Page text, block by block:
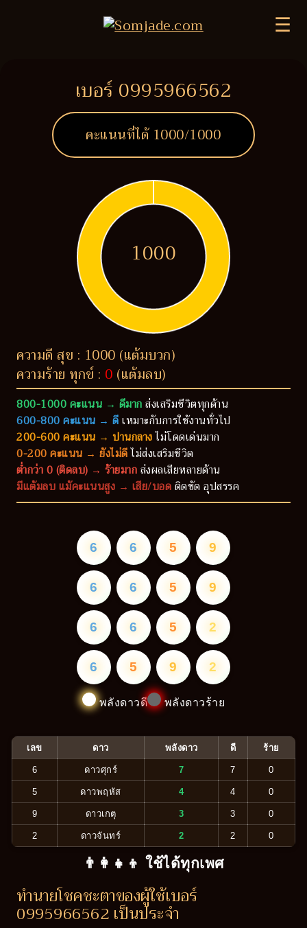
☰
เบอร์ 0995966562
คะแนนที่ได้ 1000/1000
1000
ความดี สุข : 1000 (แต้มบวก)
ความร้าย ทุกข์ : 0 (แต้มลบ)
800-1000 คะแนน → ดีมากส่งเสริมชีวิตทุกด้าน
600-800 คะแนน → ดีเหมาะกับการใช้งานทั่วไป
200-600 คะแนน → ปานกลางไม่โดดเด่นมาก
0-200 คะแนน → ยังไม่ดีไม่ส่งเสริมชีวิต
ต่ำกว่า 0 (ติดลบ) → ร้ายมากส่งผลเสียหลายด้าน
มีแต้มลบ แม้คะแนนสูง → เสีย/บอดติดขัด อุปสรรค
6 6 5 9
6 6 5 9
6 6 5 2
6 5 9 2
พลังดาวดี พลังดาวร้าย
เลข ดาว พลังดาว ดี ร้าย
6 ดาวศุกร์ 7 7 0
5 ดาวพฤหัส 4 4 0
9 ดาวเกตุ 3 3 0
2 ดาวจันทร์ 2 2 0
👨‍👩‍👧‍👦 ใช้ได้ทุกเพศ
ทำนายโชคชะตาของผู้ใช้เบอร์
0995966562 เป็นประจำ